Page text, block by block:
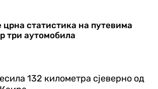
статистика на путевима
три аутомобила
132 километра сјеверно од